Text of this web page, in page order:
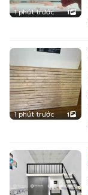
1 phút trước 1
1 phút trước 1